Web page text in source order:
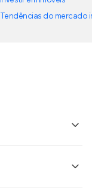
Tendências do mercado